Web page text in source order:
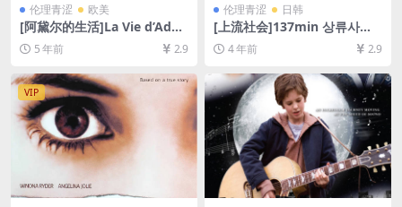
伦理青涩 欧美
[阿黛尔的生活]La Vie d’Adèl
e (2013)完整版[百度网盘+迅
雷云盘资源1080P超清未删减]
[MP4/11GB][原声中英字幕]
【视频文件+防和谐压缩包
（含解压密码）】
5 年前 2.9
伦理青涩 日韩
[上流社会]137min 상류사회
(2018)[百度网盘+迅雷云盘资
源1080P超清未删减][MP4/3.
7GB][韩语中字]
4 年前 2.9
VIP